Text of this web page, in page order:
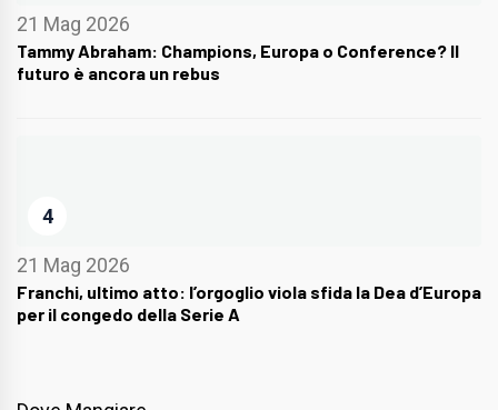
21 Mag 2026
Tammy Abraham: Champions, Europa o Conference? Il
futuro è ancora un rebus
4
21 Mag 2026
Franchi, ultimo atto: l’orgoglio viola sfida la Dea d’Europa
per il congedo della Serie A